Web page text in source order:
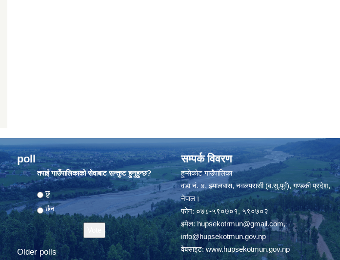
poll
तपाई गाउँपालिकाको सेवाबाट सन्तुष्ट हुनुहुन्छ?
Choices
छु
छैन
Older polls
सम्पर्क विवरण
हुप्सेकोट गाउँपालिका
वडा नं. ४, झ्यालबास, नवलपरासी (ब.सु.पूर्व), गण्डकी प्रदेश,
नेपाल।
फोन: ०७८-५९०७०१, ५९०७०२
इमेल: hupsekotrmun@gmail.com,
info@hupsekotmun.gov.np
वेबसाइट:www.hupsekotmun.gov.np